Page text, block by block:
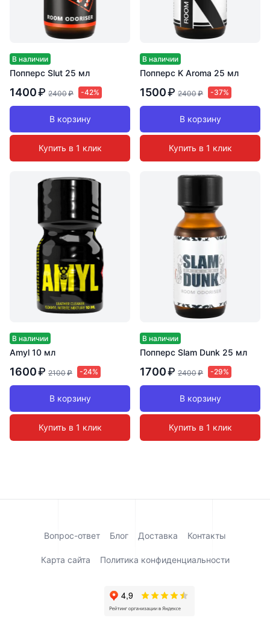
В наличии
Попперс Slut 25 мл
1400₽ 2400₽ -42%
В корзину
Купить в 1 клик
В наличии
Попперс K Aroma 25 мл
1500₽ 2400₽ -37%
В корзину
Купить в 1 клик
В наличии
Amyl 10 мл
1600₽ 2100₽ -24%
В корзину
Купить в 1 клик
В наличии
Попперс Slam Dunk 25 мл
1700₽ 2400₽ -29%
В корзину
Купить в 1 клик
Вопрос-ответ Блог Доставка Контакты
Карта сайта Политика конфиденциальности